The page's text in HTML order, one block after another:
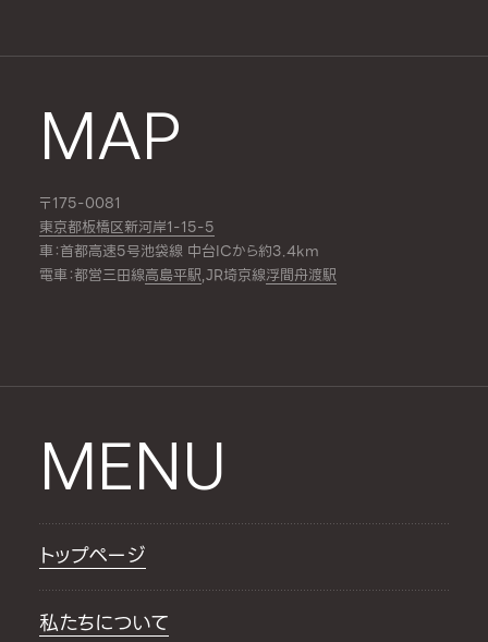
MAP
〒175-0081
東京都板橋区新河岸1-15-5
車：首都高速5号池袋線 中台ICから約3.4km
電車：都営三田線高島平駅,JR埼京線浮間舟渡駅
MENU
トップページ
私たちについて